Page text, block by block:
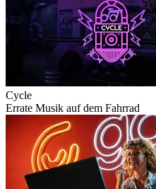
Cycle
Errate Musik auf dem Fahrrad